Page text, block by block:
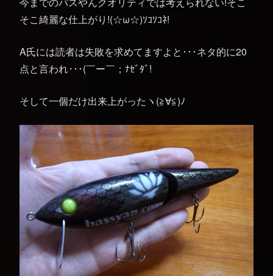
そこ綺麗な仕上がり!(☆ω☆)ｿｺｿｺﾈ!
A氏には読者は失敗を求めてますよと･･･ネタ的に20
点と言われ･･･(￣ー￣；ﾅｾﾞﾀﾞ!
そして一個だけ出来上がったヽ(≧∀≦)ﾉ